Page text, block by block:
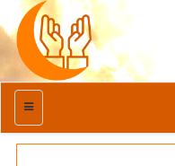
منو